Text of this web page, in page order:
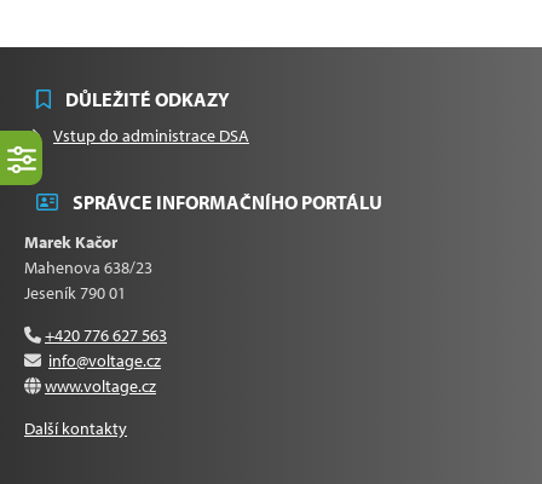
DŮLEŽITÉ ODKAZY
Vstup do administrace DSA
SPRÁVCE INFORMAČNÍHO PORTÁLU
Marek Kačor
Mahenova 638/23
Jeseník 790 01
+420 776 627 563
info@voltage.cz
www.voltage.cz
Další kontakty